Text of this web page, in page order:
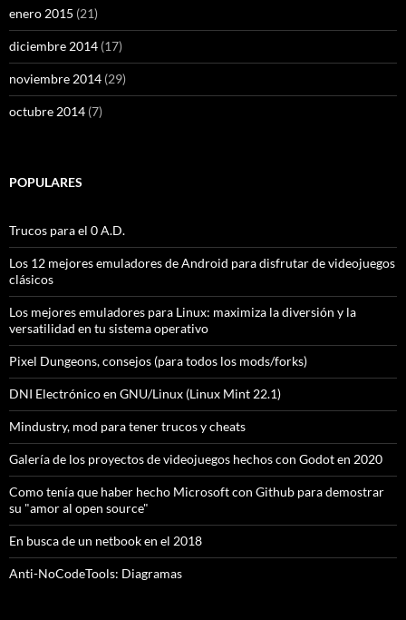
enero 2015 (21)
diciembre 2014 (17)
noviembre 2014 (29)
octubre 2014 (7)
POPULARES
Trucos para el 0 A.D.
Los 12 mejores emuladores de Android para disfrutar de videojuegos
clásicos
Los mejores emuladores para Linux: maximiza la diversión y la
versatilidad en tu sistema operativo
Pixel Dungeons, consejos (para todos los mods/forks)
DNI Electrónico en GNU/Linux (Linux Mint 22.1)
Mindustry, mod para tener trucos y cheats
Galería de los proyectos de videojuegos hechos con Godot en 2020
Como tenía que haber hecho Microsoft con Github para demostrar
su "amor al open source"
En busca de un netbook en el 2018
Anti-NoCodeTools: Diagramas